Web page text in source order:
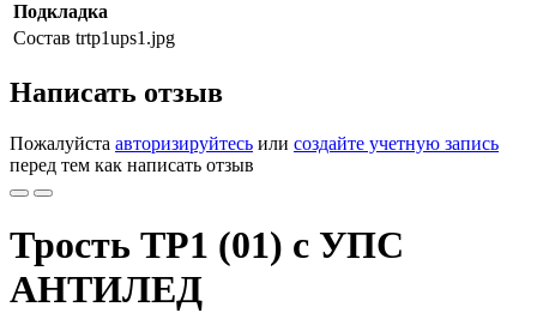
Подкладка
Состав trtp1ups1.jpg
Написать отзыв
Пожалуйста авторизируйтесь или создайте учетную запись
перед тем как написать отзыв
Трость ТР1 (01) с УПС
АНТИЛЕД